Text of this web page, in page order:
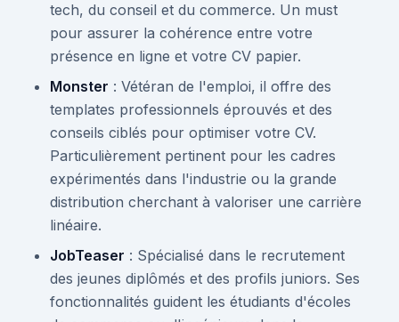
tech, du conseil et du commerce. Un must
pour assurer la cohérence entre votre
présence en ligne et votre CV papier.
Monster : Vétéran de l'emploi, il offre des
templates professionnels éprouvés et des
conseils ciblés pour optimiser votre CV.
Particulièrement pertinent pour les cadres
expérimentés dans l'industrie ou la grande
distribution cherchant à valoriser une carrière
linéaire.
JobTeaser : Spécialisé dans le recrutement
des jeunes diplômés et des profils juniors. Ses
fonctionnalités guident les étudiants d'écoles